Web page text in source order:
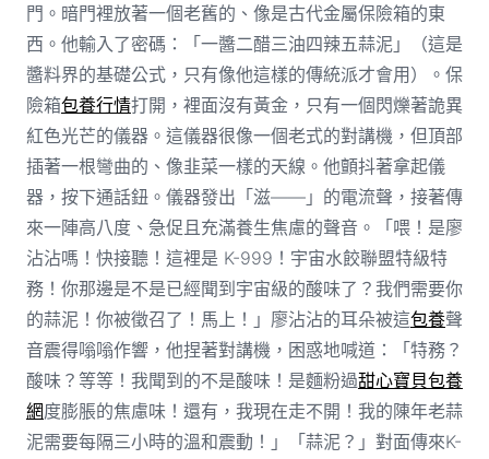
門。暗門裡放著一個老舊的、像是古代金屬保險箱的東
西。他輸入了密碼：「一醬二醋三油四辣五蒜泥」（這是
醬料界的基礎公式，只有像他這樣的傳統派才會用）。保
險箱包養行情打開，裡面沒有黃金，只有一個閃爍著詭異
紅色光芒的儀器。這儀器很像一個老式的對講機，但頂部
插著一根彎曲的、像韭菜一樣的天線。他顫抖著拿起儀
器，按下通話鈕。儀器發出「滋——」的電流聲，接著傳
來一陣高八度、急促且充滿養生焦慮的聲音。「喂！是廖
沾沾嗎！快接聽！這裡是 K-999！宇宙水餃聯盟特級特
務！你那邊是不是已經聞到宇宙級的酸味了？我們需要你
的蒜泥！你被徵召了！馬上！」廖沾沾的耳朵被這包養聲
音震得嗡嗡作響，他捏著對講機，困惑地喊道：「特務？
酸味？等等！我聞到的不是酸味！是麵粉過甜心寶貝包養
網度膨脹的焦慮味！還有，我現在走不開！我的陳年老蒜
泥需要每隔三小時的溫和震動！」「蒜泥？」對面傳來K-